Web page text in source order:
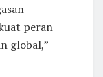
peran
global,”